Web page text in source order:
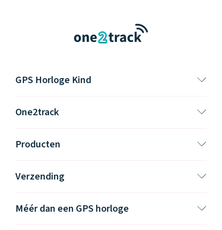
GPS Horloge Kind
One2track
Producten
Verzending
Méér dan een GPS horloge